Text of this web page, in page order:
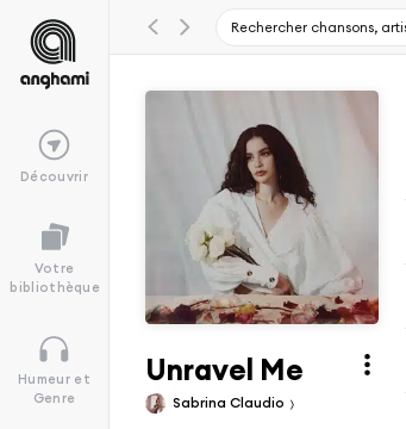
Découvrir
Votre
bibliothèque
Humeur et
Genre
Unravel Me
Sabrina Claudio